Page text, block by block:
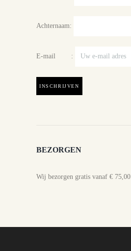
Achternaam:
E-mail :
BEZORGEN
Wij bezorgen gratis vanaf € 75,00